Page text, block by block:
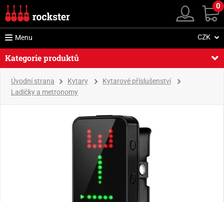
0
Menu CZK
Kategorie produktů
Úvodní strana Kytary
Kytarové příslušenství
Ladičky a metronomy